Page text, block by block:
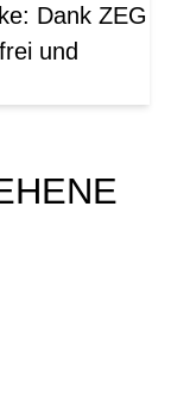
Dank ZEG
und